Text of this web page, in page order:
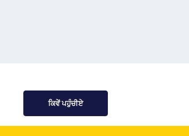
ਕਿਵੇਂ ਪਹੁੰਚੀਏ